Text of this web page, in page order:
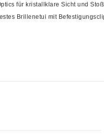
für kristallklare Sicht und
Brillenetui mit